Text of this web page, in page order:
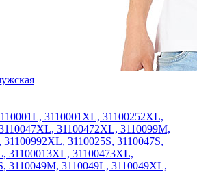
3110001XL, 31100252XL,
31100472XL, 3110099M,
3110025S, 3110047S,
31100013XL, 31100473XL,
3110049M, 3110049L, 3110049XL,